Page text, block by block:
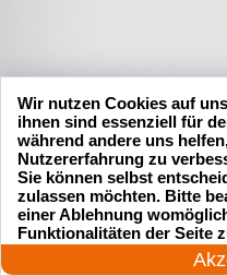
24 Stunden am Tag
Wir nutzen Cookies auf
ihnen sind essenziell für
während andere uns
Nutzererfahrung zu
Sie können selbst
zulassen möchten. Bitte
einer Ablehnung
Funktionalitäten der Seite